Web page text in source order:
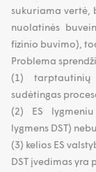
sukuriama vertė,
nuolatinės
fizinio buvimo),
Problema
(1)
sudėtingas
(2) ES
lygmens DST)
(3) kelios ES
DST įvedimas